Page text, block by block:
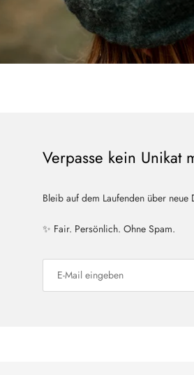
Verpasse kein Unikat
Bleib auf dem Laufenden über neue
✨ Fair. Persönlich. Ohne Spam.